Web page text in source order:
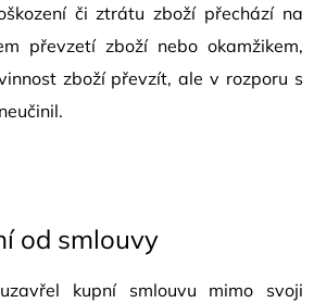
či ztrátu zboží přechází na
převzetí zboží nebo okamžikem,
zboží převzít, ale v rozporu s
od smlouvy
kupní smlouvu mimo svoji